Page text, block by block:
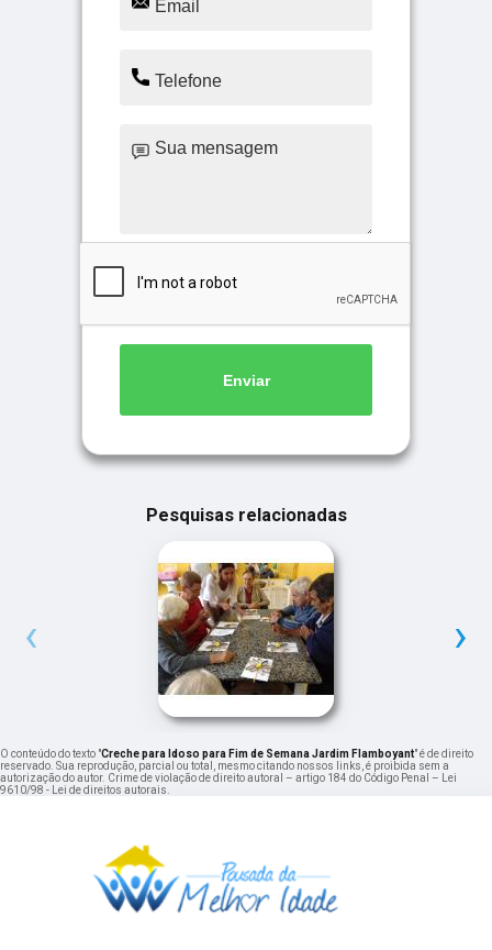
Enviar
Pesquisas relacionadas
‹ ›
O conteúdo do texto "Creche para Idoso para Fim de Semana Jardim Flamboyant" é de direito
reservado. Sua reprodução, parcial ou total, mesmo citando nossos links, é proibida sem a
autorização do autor. Crime de violação de direito autoral – artigo 184 do Código Penal – Lei
9610/98 - Lei de direitos autorais.